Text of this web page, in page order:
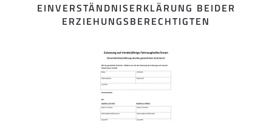
EINVERSTÄNDNISERKLÄRUNG BEIDER
ERZIEHUNGSBERECHTIGTEN